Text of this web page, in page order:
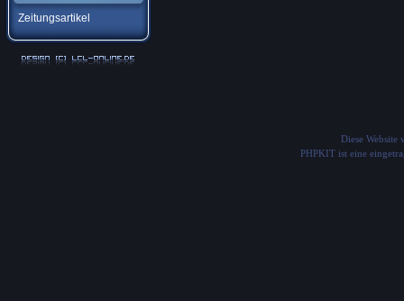
Zeitungsartikel
Diese Website
PHPKIT ist eine